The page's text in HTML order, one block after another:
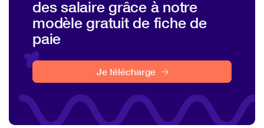
Quelle est la durée de conservation des
fiches de paie pour les salariés ?
Quelles sont les sanctions en cas de non-
Les fiches de paie peuvent-elles être
Nos modèles à télécharger sur la même
thématique
des salaire grâce à notre
modèle gratuit de fiche de
paie
Je télécharge